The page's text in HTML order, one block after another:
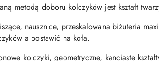
metodą doboru kolczyków jest kształt
nausznice, przeskalowana biżuteria
a postawić na koła.
kolczyki, geometryczne, kanciaste